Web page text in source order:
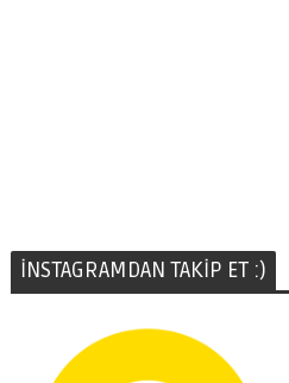
İNSTAGRAMDAN TAKİP ET :)